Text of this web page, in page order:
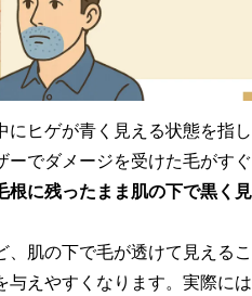
にヒゲが青く見える状態を指し
ーでダメージを受けた毛がすぐ
根に残ったまま肌の下で黒く見
肌の下で毛が透けて見えるこ
与えやすくなります。実際には